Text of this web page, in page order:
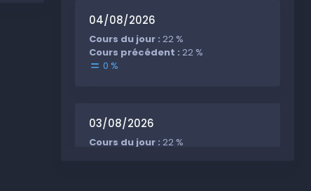
04/08/2026
Cours du jour : 22 %
Cours précédent : 22 %
0 %
03/08/2026
Cours du jour : 22 %